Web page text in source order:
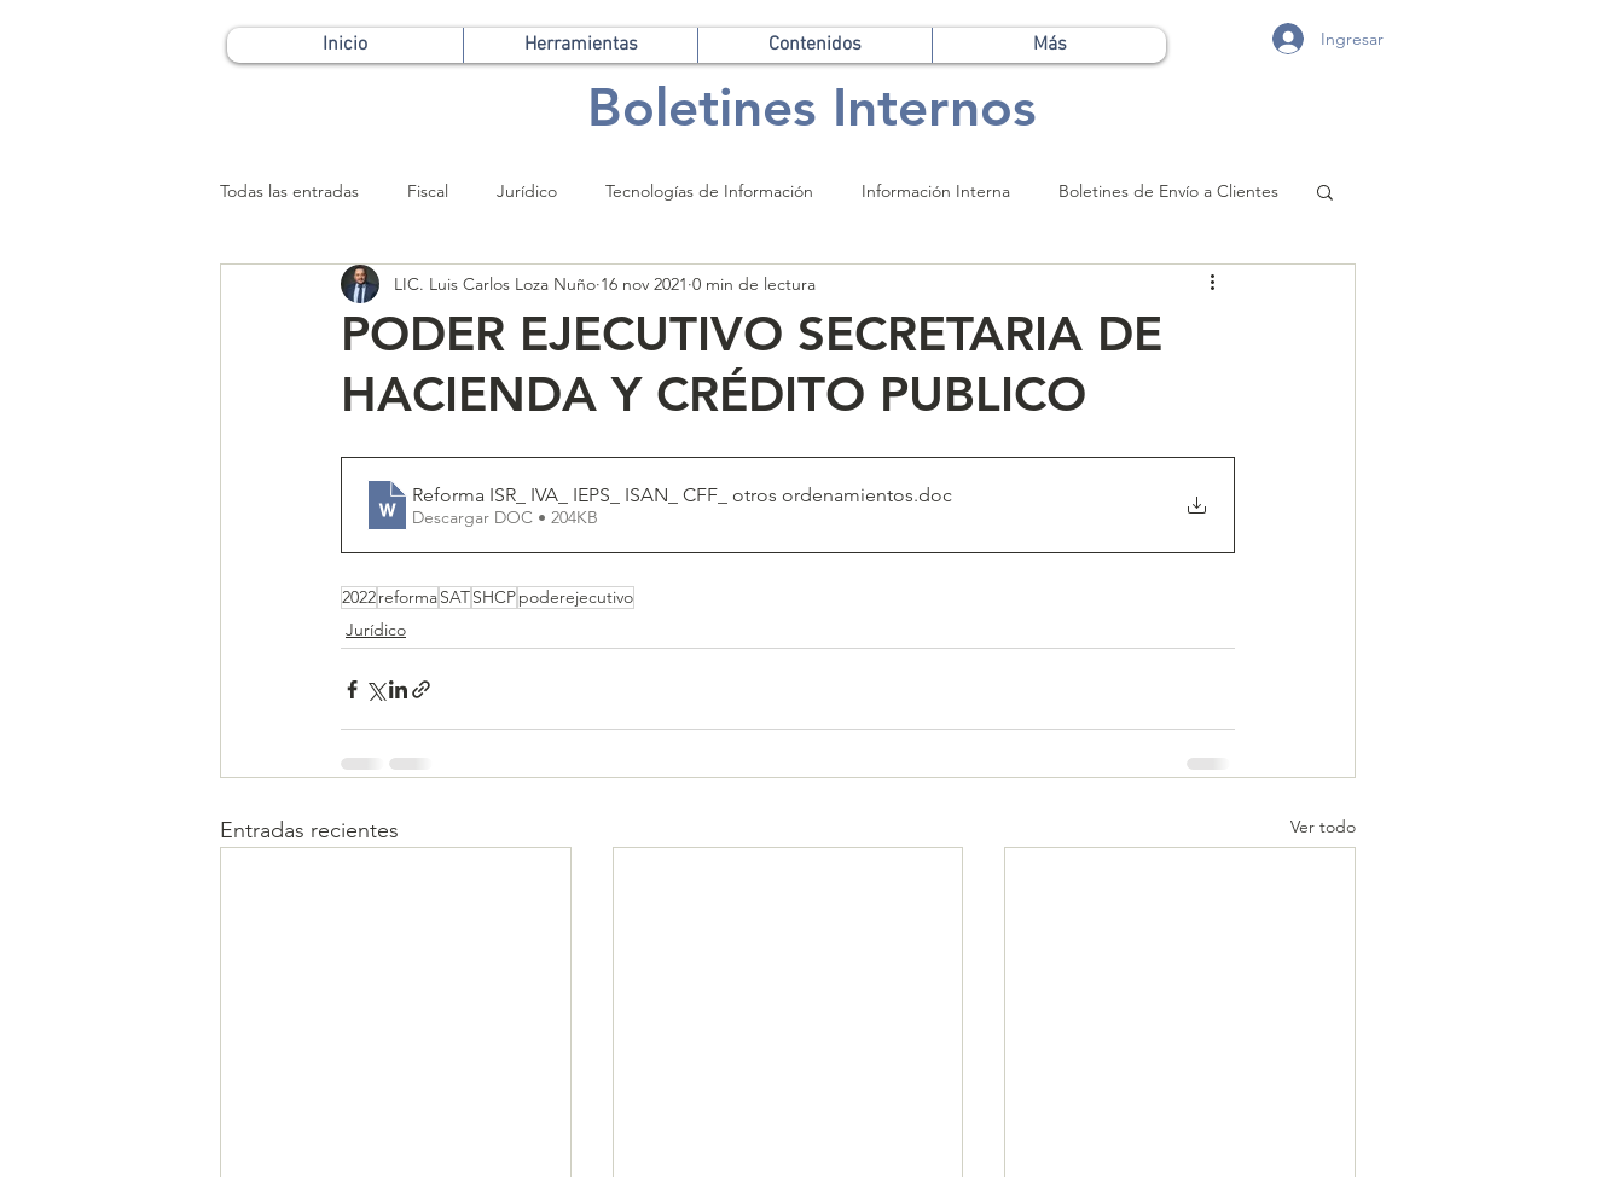
Inicio Herramientas Contenidos Más Ingresar
Boletines Internos
Todas las entradas Fiscal Jurídico Tecnologías de Información Información Interna Boletines de Envío a Clientes
Patrimonial
PODER EJECUTIVO SECRETARIA DE
HACIENDA Y CRÉDITO PUBLICO
LIC. Luis Carlos Loza Nuño 16 nov 2021 0 min de lectura
Reforma ISR_ IVA_ IEPS_ ISAN_ CFF_ otros ordenamientos.doc
Descargar DOC • 204KB
2022reformaSATSHCPpoderejecutivo
Jurídico
Entradas recientes Ver todo